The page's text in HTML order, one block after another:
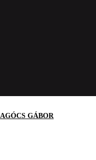
AGÓCS GÁBOR